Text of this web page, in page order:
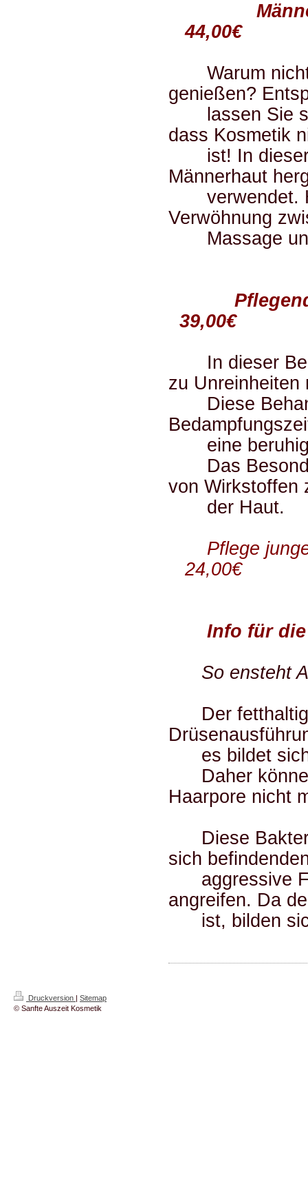
44,00€
Warum nicht
genießen?
lassen Sie
dass Kosmetik
ist! In dieser
Männerhaut
verwendet.
Verwöhnung
Massage und
39,00€
In dieser
zu Unreinheiten
Diese
eine
Das
von Wirkstoffen
der Haut.
Pflege
24,00€
Info für
So ensteht
Der
es bildet sich
Daher
Haarpore nicht
Diese
sich
aggressive
angreifen.
ist, bilden
Druckversion | Sitemap
© Sanfte Auszeit Kosmetik